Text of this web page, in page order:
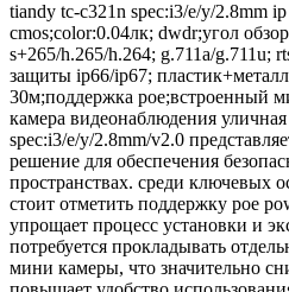
tiandy tc-c321n spec:i3/e/y/2.8mm
cmos;color:0.04лк; dwdr;угол
s+265/h.265/h.264; g.711a/g.711u;
защиты ip66/ip67;
30м;поддержка poe;встроенный
камера видеонаблюдения
spec:i3/e/y/2.8mm/v2.0
решение для обеспечения
пространствах. среди ключевых
стоит отметить поддержку poe
упрощает процесс установки и
потребуется прокладывать
мини камеры, что значительно